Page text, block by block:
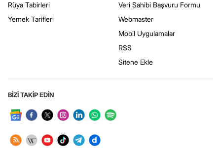
Rüya Tabirleri
Yemek Tarifleri
Veri Sahibi Başvuru Formu
Webmaster
Mobil Uygulamalar
RSS
Sitene Ekle
BİZİ TAKİP EDİN